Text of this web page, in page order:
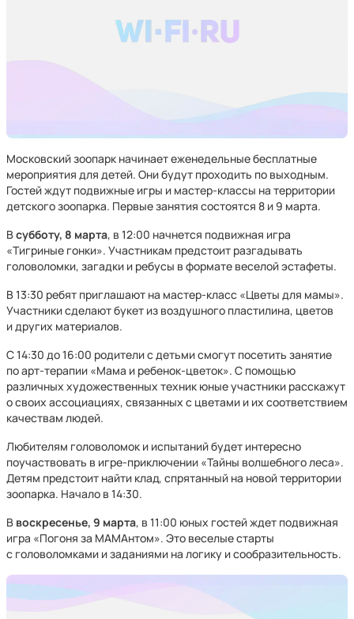
Московский зоопарк начинает еженедельные бесплатные
мероприятия для детей. Они будут проходить по выходным.
Гостей ждут подвижные игры и мастер-классы на территории
детского зоопарка. Первые занятия состоятся 8 и 9 марта.
Всубботу, 8 марта, в 12:00 начнется подвижная игра
«Тигриные гонки». Участникам предстоит разгадывать
головоломки, загадки и ребусы в формате веселой эстафеты.
В 13:30 ребят приглашают на мастер-класс «Цветы для мамы».
Участники сделают букет из воздушного пластилина, цветов
и других материалов.
С 14:30 до 16:00 родители с детьми смогут посетить занятие
по арт-терапии «Мама и ребенок-цветок». С помощью
различных художественных техник юные участники расскажут
о своих ассоциациях, связанных с цветами и их соответствием
качествам людей.
Любителям головоломок и испытаний будет интересно
поучаствовать в игре-приключении «Тайны волшебного леса».
Детям предстоит найти клад, спрятанный на новой территории
зоопарка. Начало в 14:30.
В воскресенье, 9 марта, в 11:00 юных гостей ждет подвижная
игра «Погоня за МАМАнтом». Это веселые старты
с головоломками и заданиями на логику и сообразительность.